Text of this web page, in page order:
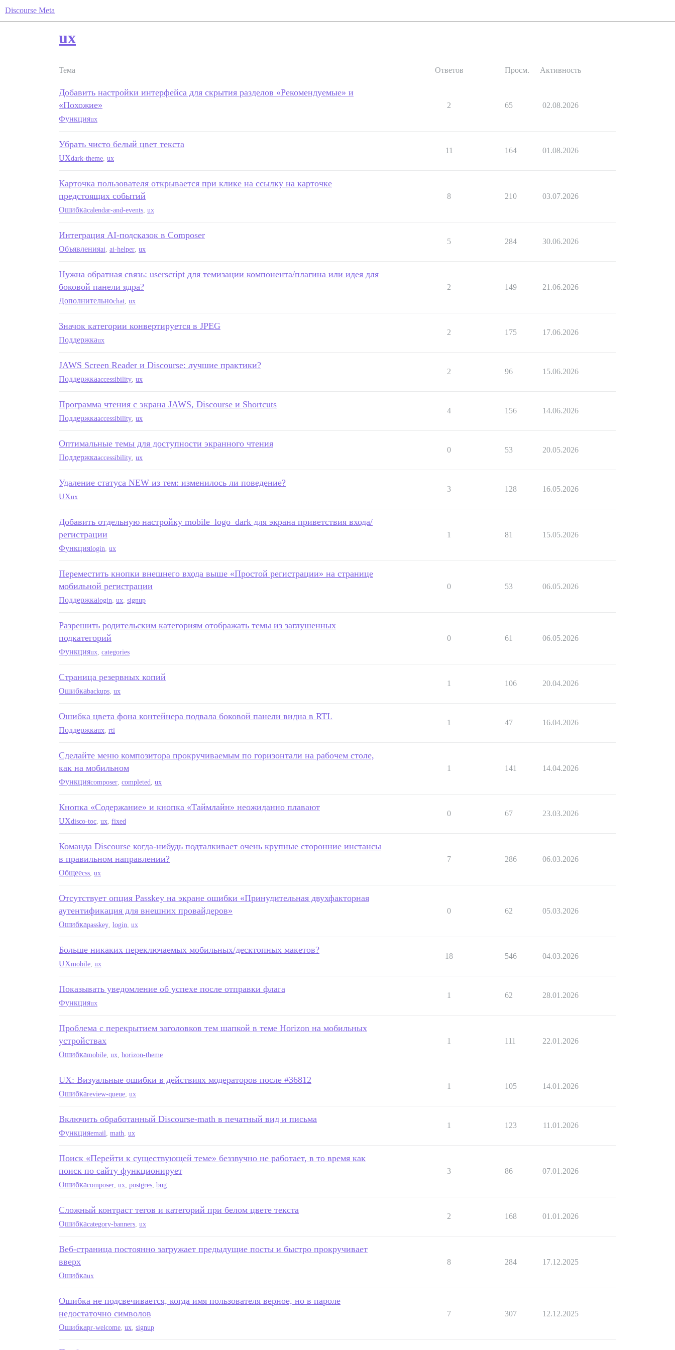
Discourse Meta
ux
Тема Ответов Просм. Активность
Добавить настройки интерфейса для скрытия разделов «Рекомендуемые» и
«Похожие»
Функцияux
2 65 02.08.2026
Убрать чисто белый цвет текста
UXdark-theme ux
11 164 01.08.2026
Карточка пользователя открывается при клике на ссылку на карточке
предстоящих событий
Ошибкаcalendar-and-events ux
8 210 03.07.2026
Интеграция AI-подсказок в Composer
Объявленияai ai-helper ux
5 284 30.06.2026
Нужна обратная связь: userscript для темизации компонента/плагина или идея для
боковой панели ядра?
Дополнительноchat ux
2 149 21.06.2026
Значок категории конвертируется в JPEG
Поддержкаux
2 175 17.06.2026
JAWS Screen Reader и Discourse: лучшие практики?
Поддержкаaccessibility ux
2 96 15.06.2026
Программа чтения с экрана JAWS, Discourse и Shortcuts
Поддержкаaccessibility ux
4 156 14.06.2026
Оптимальные темы для доступности экранного чтения
Поддержкаaccessibility ux
0 53 20.05.2026
Удаление статуса NEW из тем: изменилось ли поведение?
UXux
3 128 16.05.2026
Добавить отдельную настройку mobile_logo_dark для экрана приветствия входа/
регистрации
Функцияlogin ux
1 81 15.05.2026
Переместить кнопки внешнего входа выше «Простой регистрации» на странице
мобильной регистрации
Поддержкаlogin ux signup
0 53 06.05.2026
Разрешить родительским категориям отображать темы из заглушенных
подкатегорий
Функцияux categories
0 61 06.05.2026
Страница резервных копий
Ошибкаbackups ux
1 106 20.04.2026
Ошибка цвета фона контейнера подвала боковой панели видна в RTL
Поддержкаux rtl
1 47 16.04.2026
Сделайте меню композитора прокручиваемым по горизонтали на рабочем столе,
как на мобильном
Функцияcomposer completed ux
1 141 14.04.2026
Кнопка «Содержание» и кнопка «Таймлайн» неожиданно плавают
UXdisco-toc ux fixed
0 67 23.03.2026
Команда Discourse когда-нибудь подталкивает очень крупные сторонние инстансы
в правильном направлении?
Общееcss ux
7 286 06.03.2026
Отсутствует опция Passkey на экране ошибки «Принудительная двухфакторная
аутентификация для внешних провайдеров»
Ошибкаpasskey login ux
0 62 05.03.2026
Больше никаких переключаемых мобильных/десктопных макетов?
UXmobile ux
18 546 04.03.2026
Показывать уведомление об успехе после отправки флага
Функцияux
1 62 28.01.2026
Проблема с перекрытием заголовков тем шапкой в теме Horizon на мобильных
устройствах
Ошибкаmobile ux horizon-theme
1 111 22.01.2026
UX: Визуальные ошибки в действиях модераторов после #36812
Ошибкаreview-queue ux
1 105 14.01.2026
Включить обработанный Discourse-math в печатный вид и письма
Функцияemail math ux
1 123 11.01.2026
Поиск «Перейти к существующей теме» беззвучно не работает, в то время как
поиск по сайту функционирует
Ошибкаcomposer ux postgres bug
3 86 07.01.2026
Сложный контраст тегов и категорий при белом цвете текста
Ошибкаcategory-banners ux
2 168 01.01.2026
Веб-страница постоянно загружает предыдущие посты и быстро прокручивает
вверх
Ошибкаux
8 284 17.12.2025
Ошибка не подсвечивается, когда имя пользователя верное, но в пароле
недостаточно символов
Ошибкаpr-welcome ux signup
7 307 12.12.2025